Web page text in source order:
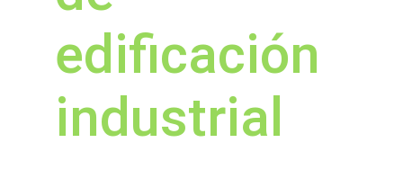
edificación
industrial